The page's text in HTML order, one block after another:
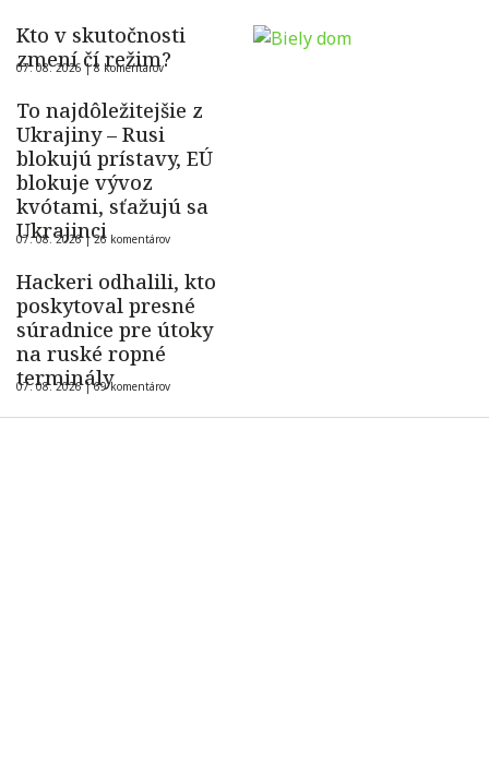
Kto v skutočnosti
zmení čí režim?
07. 08. 2026 |8 komentárov
To najdôležitejšie z
Ukrajiny – Rusi
blokujú prístavy, EÚ
blokuje vývoz
kvótami, sťažujú sa
Ukrajinci
07. 08. 2026 |26 komentárov
Hackeri odhalili, kto
poskytoval presné
súradnice pre útoky
na ruské ropné
terminály
07. 08. 2026 |69 komentárov